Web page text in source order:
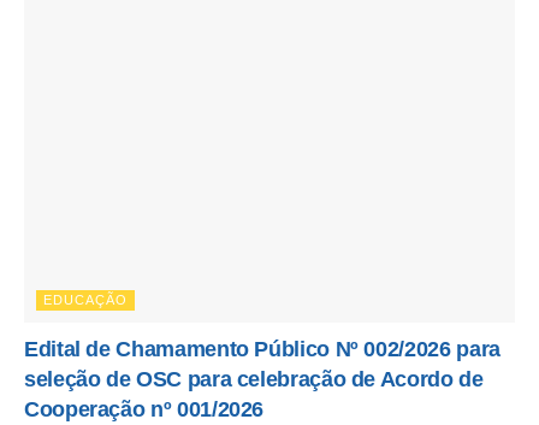
EDUCAÇÃO
Edital de Chamamento Público Nº 002/2026 para
seleção de OSC para celebração de Acordo de
Cooperação nº 001/2026